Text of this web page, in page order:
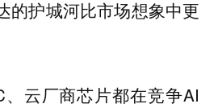
的护城河比市场想象中更
云厂商芯片都在竞争AI